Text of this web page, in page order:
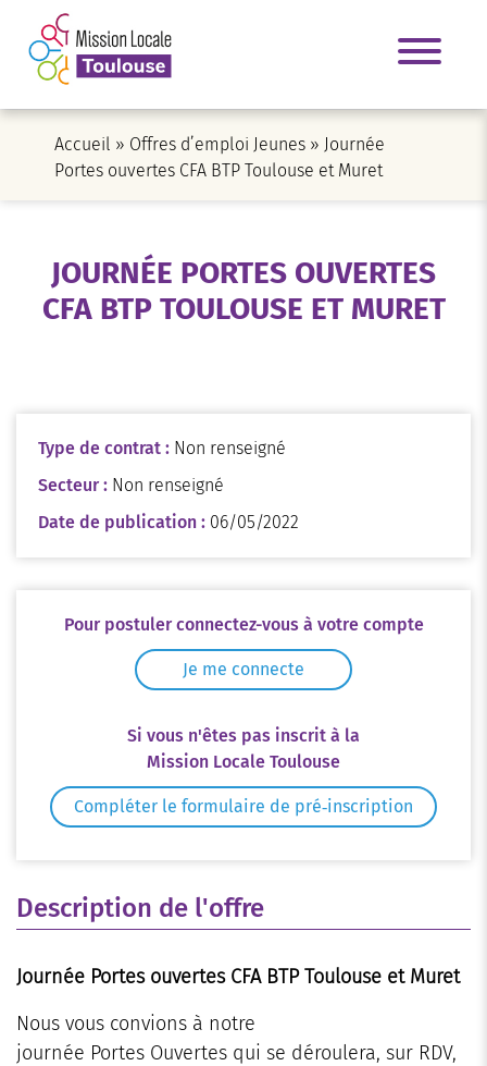
Accueil » Offres d’emploi Jeunes » Journée
Portes ouvertes CFA BTP Toulouse et Muret
JOURNÉE PORTES OUVERTES
CFA BTP TOULOUSE ET MURET
Description de l'offre
Journée Portes ouvertes CFA BTP Toulouse et Muret
Nous vous convions à notre
journée Portes Ouvertes qui se déroulera, sur RDV,
Type de contrat : Non renseigné
Secteur : Non renseigné
Date de publication : 06/05/2022
Pour postuler connectez-vous à votre compte
Je me connecte
Si vous n'êtes pas inscrit à la
Mission Locale Toulouse
Compléter le formulaire de pré‑inscription